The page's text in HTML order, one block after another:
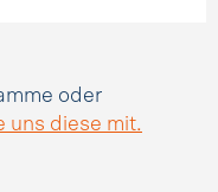
oder
uns diese mit.